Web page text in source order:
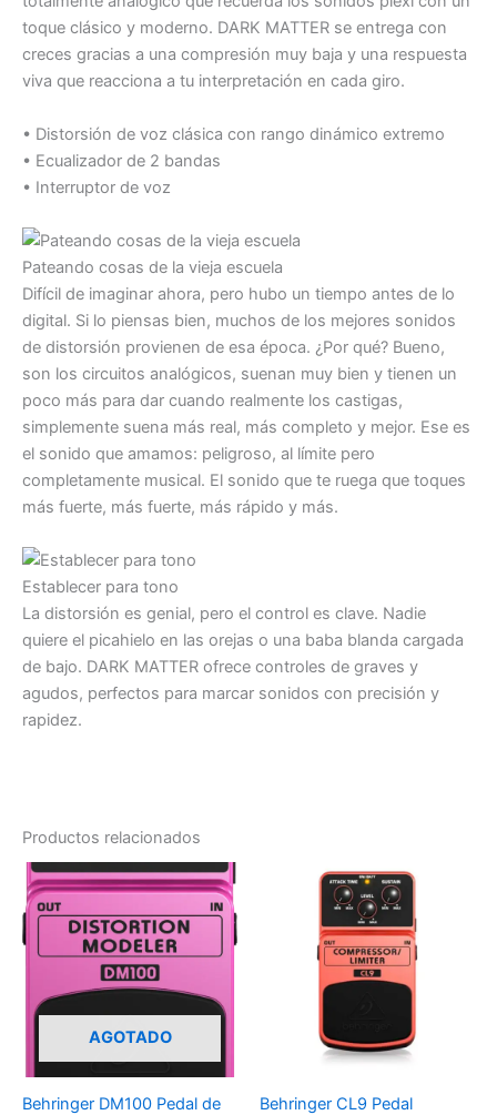
toque clásico y moderno. DARK MATTER se entrega con
creces gracias a una compresión muy baja y una respuesta
viva que reacciona a tu interpretación en cada giro.
• Distorsión de voz clásica con rango dinámico extremo
• Ecualizador de 2 bandas
• Interruptor de voz
Pateando cosas de la vieja escuela
Difícil de imaginar ahora, pero hubo un tiempo antes de lo
digital. Si lo piensas bien, muchos de los mejores sonidos
de distorsión provienen de esa época. ¿Por qué? Bueno,
son los circuitos analógicos, suenan muy bien y tienen un
poco más para dar cuando realmente los castigas,
simplemente suena más real, más completo y mejor. Ese es
el sonido que amamos: peligroso, al límite pero
completamente musical. El sonido que te ruega que toques
más fuerte, más fuerte, más rápido y más.
Establecer para tono
La distorsión es genial, pero el control es clave. Nadie
quiere el picahielo en las orejas o una baba blanda cargada
de bajo. DARK MATTER ofrece controles de graves y
agudos, perfectos para marcar sonidos con precisión y
rapidez.
Productos relacionados
AGOTADO
Behringer DM100 Pedal de
Behringer CL9 Pedal